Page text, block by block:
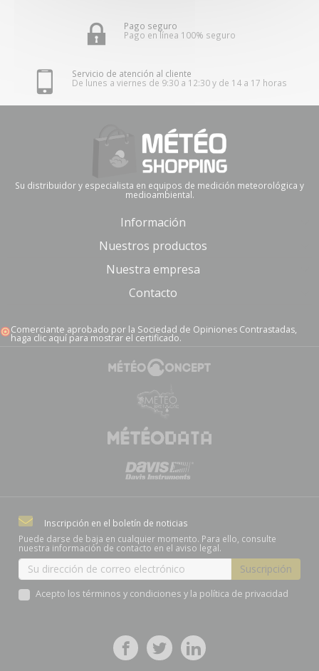
Pago seguro
Pago en línea 100% seguro
Servicio de atención al cliente
De lunes a viernes de 9:30 a 12:30 y de 14 a 17 horas
Su distribuidor y especialista en equipos de medición meteorológica y
medioambiental.
Información
Nuestros productos
Nuestra empresa
Contacto
Comerciante aprobado por la Sociedad de Opiniones Contrastadas,
haga clic aquí para mostrar el certificado.
Inscripción en el boletín de noticias
Puede darse de baja en cualquier momento. Para ello, consulte
nuestra información de contacto en el aviso legal.
Acepto los términos y condiciones y la política de privacidad